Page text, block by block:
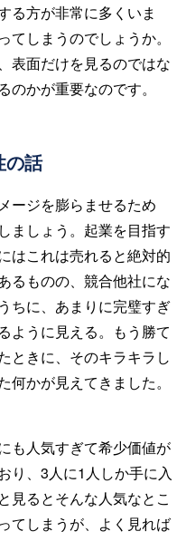
る方が非常に多くいま
しまうのでしょうか。
表面だけを見るのではな
のかが重要なのです。
の話
ージを膨らませるため
ましょう。起業を目指す
はこれは売れると絶対的
るものの、競合他社にな
ちに、あまりに完璧すぎ
ように見える。もう勝て
ときに、そのキラキラし
かが見えてきました。
も人気すぎて希少価値が
り、3人に1人しか手に入
見るとそんな人気なとこ
てしまうが、よく見れば